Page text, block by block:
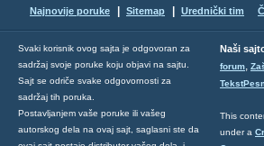
Najnovije poruke Sitemap Urednički tim
Svaki korisnik ovog sajta je odgovoran za
sadržaj svoje poruke koju objavi na sajtu.
Sajt se odriče svake odgovornosti za
sadržaj tih poruka.
Postavljanjem vaše poruke ili vašeg
autorskog dela na ovaj sajt, saglasni ste da
Naši
forum,
This
under a